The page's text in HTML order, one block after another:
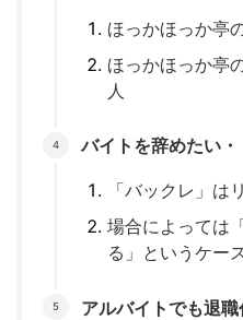
ほっかほっか亭
ほっかほっか亭
人
バイトを辞めたい
「バックレ」は
場合によっては
る」というケー
アルバイトでも退